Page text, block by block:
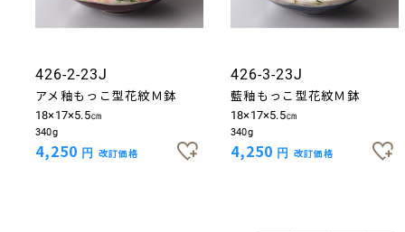
426-2-23J
アメ釉もっこ型花紋Ｍ鉢
18×17×5.5㎝
340g
4,250 円 改訂価格
426-3-23J
藍釉もっこ型花紋Ｍ鉢
18×17×5.5㎝
340g
4,250 円 改訂価格